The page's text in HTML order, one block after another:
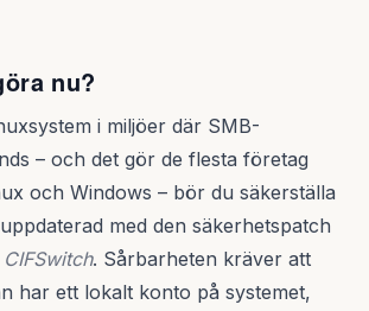
nu?
i miljöer där SMB-
– och det gör de flesta företag
och Windows – bör du säkerställa
med den säkerhetspatch
CIFSwitch. Sårbarheten kräver att
har ett lokalt konto på systemet,